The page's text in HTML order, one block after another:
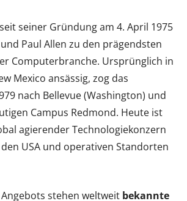
seiner Gründung am 4. April 1975
Paul Allen zu den prägendsten
Computerbranche. Ursprünglich in
Mexico ansässig, zog das
nach Bellevue (Washington) und
Campus Redmond. Heute ist
agierender Technologiekonzern
USA und operativen Standorten
stehen weltweit bekannte